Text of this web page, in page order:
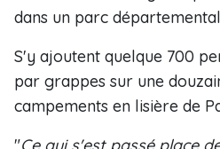
dans un parc
S'y ajoutent quelque 700
par grappes sur une
campements en lisière de